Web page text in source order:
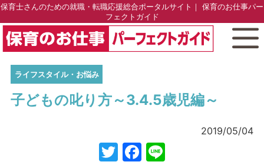
保育士さんのための就職・転職応援総合ポータルサイト｜ 保育のお仕事パー
フェクトガイド
ライフスタイル・お悩み
子どもの叱り方～3.4.5歳児編～
2019/05/04
TwitterFacebook